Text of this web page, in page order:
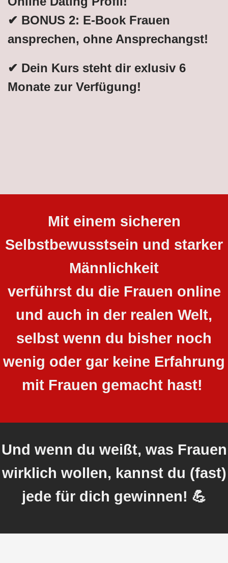
✔ BONUS 2: E-Book Frauen
ansprechen, ohne Ansprechangst!
✔ Dein Kurs steht dir exlusiv 6
Monate zur Verfügung!
Mit einem sicheren
Selbstbewusstsein und starker
Männlichkeit
verführst du die Frauen online
und auch in der realen Welt,
selbst wenn du bisher noch
wenig oder gar keine Erfahrung
mit Frauen gemacht hast!
Und wenn du weißt, was Frauen
wirklich wollen, kannst du (fast)
jede für dich gewinnen! 💪